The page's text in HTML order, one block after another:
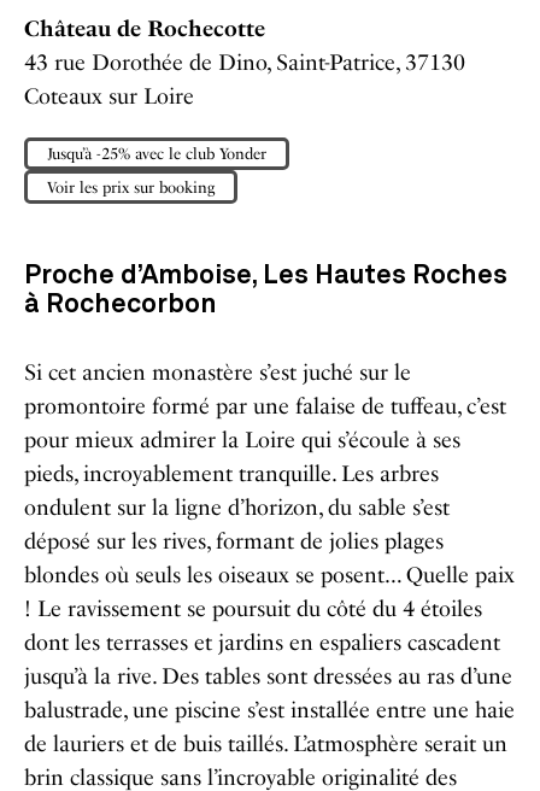
Château de Rochecotte
43 rue Dorothée de Dino, Saint-Patrice, 37130
Coteaux sur Loire
Jusqu’à -25% avec le club Yonder
Voir les prix sur booking
Proche d’Amboise, Les Hautes Roches
à Rochecorbon
Si cet ancien monastère s’est juché sur le
promontoire formé par une falaise de tuffeau, c’est
pour mieux admirer la Loire qui s’écoule à ses
pieds, incroyablement tranquille. Les arbres
ondulent sur la ligne d’horizon, du sable s’est
déposé sur les rives, formant de jolies plages
blondes où seuls les oiseaux se posent… Quelle paix
! Le ravissement se poursuit du côté du 4 étoiles
dont les terrasses et jardins en espaliers cascadent
jusqu’à la rive. Des tables sont dressées au ras d’une
balustrade, une piscine s’est installée entre une haie
de lauriers et de buis taillés. L’atmosphère serait un
brin classique sans l’incroyable originalité des